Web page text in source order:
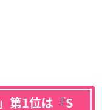
第1位は『S